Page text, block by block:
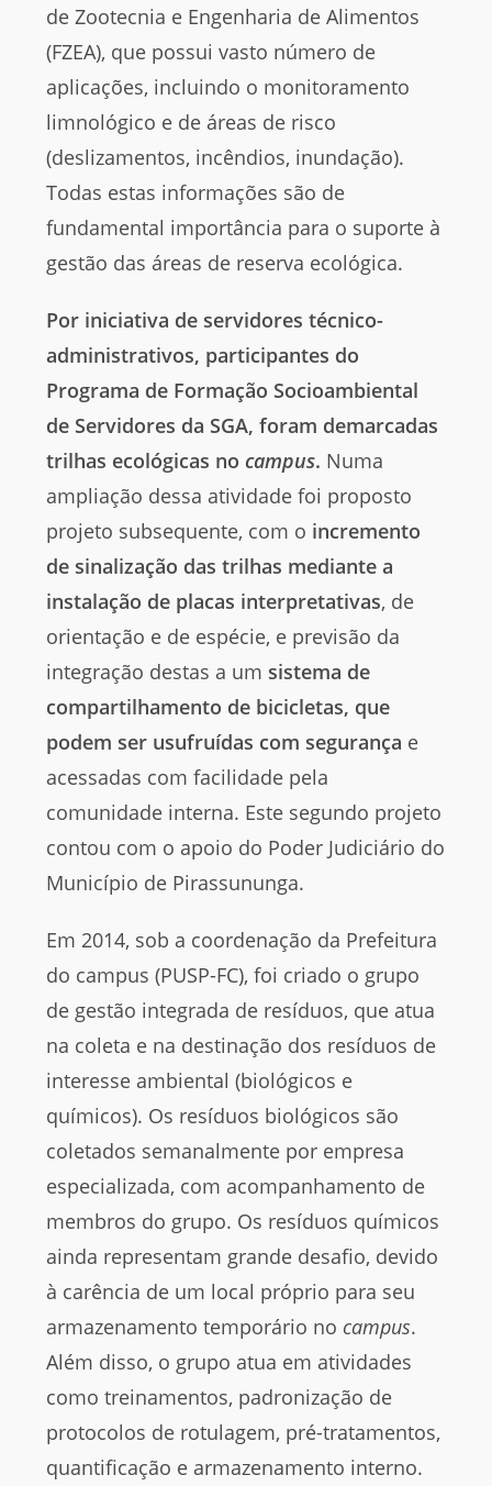
de Zootecnia e Engenharia de Alimentos
(FZEA), que possui vasto número de
aplicações, incluindo o monitoramento
limnológico e de áreas de risco
(deslizamentos, incêndios, inundação).
Todas estas informações são de
fundamental importância para o suporte à
gestão das áreas de reserva ecológica.
Por iniciativa de servidores técnico-
administrativos, participantes do
Programa de Formação Socioambiental
de Servidores da SGA, foram demarcadas
trilhas ecológicas nocampus. Numa
ampliação dessa atividade foi proposto
projeto subsequente, com o incremento
de sinalização das trilhas mediante a
instalação de placas interpretativas, de
orientação e de espécie, e previsão da
integração destas a um sistema de
compartilhamento de bicicletas, que
podem ser usufruídas com segurança e
acessadas com facilidade pela
comunidade interna. Este segundo projeto
contou com o apoio do Poder Judiciário do
Município de Pirassununga.
Em 2014, sob a coordenação da Prefeitura
do campus (PUSP-FC), foi criado o grupo
de gestão integrada de resíduos, que atua
na coleta e na destinação dos resíduos de
interesse ambiental (biológicos e
químicos). Os resíduos biológicos são
coletados semanalmente por empresa
especializada, com acompanhamento de
membros do grupo. Os resíduos químicos
ainda representam grande desafio, devido
à carência de um local próprio para seu
armazenamento temporário no campus.
Além disso, o grupo atua em atividades
como treinamentos, padronização de
protocolos de rotulagem, pré-tratamentos,
quantificação e armazenamento interno.